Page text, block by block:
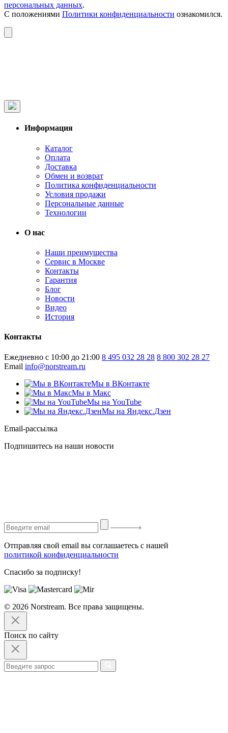
персональных данных.
С положениями Политики конфиденциальности ознакомился.
Информация
Каталог
Оплата
Доставка
Обмен и возврат
Политика конфиденциальности
Условия продажи
Персональные данные
Технологии
О нас
Наши преимущества
Сервис в Москве
Контакты
Гарантия
Блог
Новости
Видео
История
Контакты
Ежедневно с 10:00 до 21:00 8 495 032 28 28 8 800 302 28 27
Email info@norstream.ru
Мы в ВКонтакте
Мы в Макс
Мы на YouTube
Мы на Яндекс.Дзен
Email-рассылка
Подпишитесь на наши новости
Отправляя свой email вы соглашаетесь с нашей
политикой конфиденциальности
Спасибо за подписку!
© 2026 Norstream. Все права защищены.
Поиск по сайту